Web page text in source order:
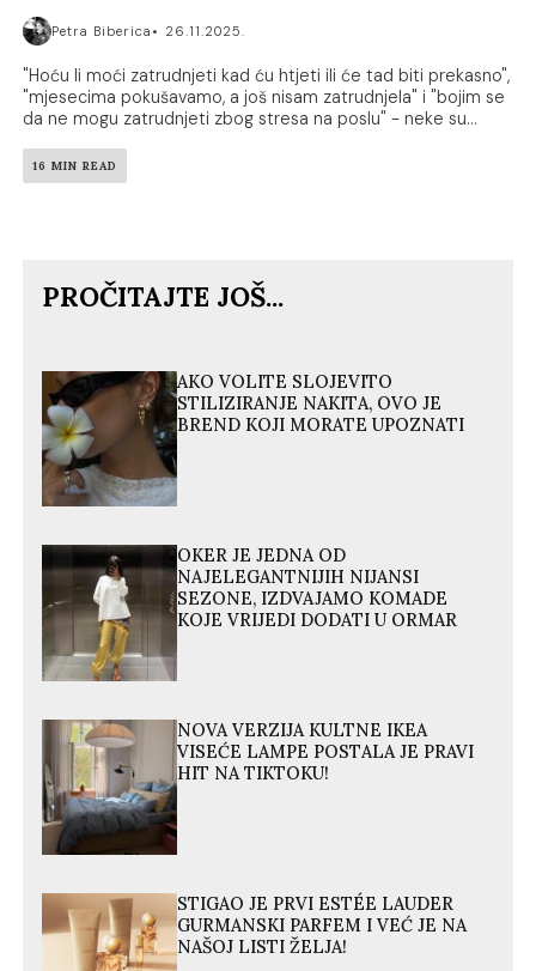
Petra Biberica 26.11.2025.
"Hoću li moći zatrudnjeti kad ću htjeti ili će tad biti prekasno",
"mjesecima pokušavamo, a još nisam zatrudnjela" i "bojim se
da ne mogu zatrudnjeti zbog stresa na poslu" - neke su...
16 MIN READ
PROČITAJTE JOŠ...
AKO VOLITE SLOJEVITO
STILIZIRANJE NAKITA, OVO JE
BREND KOJI MORATE UPOZNATI
OKER JE JEDNA OD
NAJELEGANTNIJIH NIJANSI
SEZONE, IZDVAJAMO KOMADE
KOJE VRIJEDI DODATI U ORMAR
NOVA VERZIJA KULTNE IKEA
VISEĆE LAMPE POSTALA JE PRAVI
HIT NA TIKTOKU!
STIGAO JE PRVI ESTÉE LAUDER
GURMANSKI PARFEM I VEĆ JE NA
NAŠOJ LISTI ŽELJA!